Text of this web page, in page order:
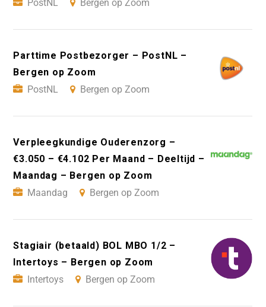
PostNL
Bergen op Zoom
Parttime Postbezorger – PostNL –
Bergen op Zoom
PostNL
Bergen op Zoom
Verpleegkundige Ouderenzorg –
€3.050 – €4.102 Per Maand – Deeltijd –
Maandag – Bergen op Zoom
Maandag
Bergen op Zoom
Stagiair (betaald) BOL MBO 1/2 –
Intertoys – Bergen op Zoom
Intertoys
Bergen op Zoom